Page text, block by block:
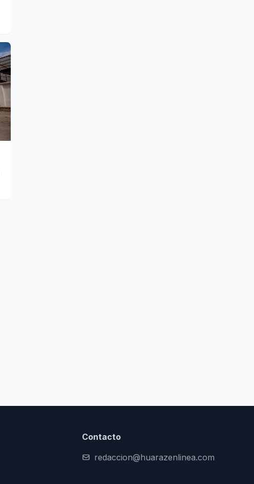
Contacto
redaccion@huarazenlinea.com